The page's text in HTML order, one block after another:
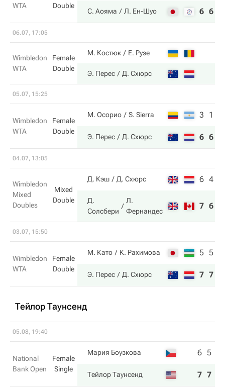
WTA Double
С. Аояма Л. Ен-Шуо 6 6
06.07, 17:05
Wimbledon
WTA
Female
Double
М. Костюк Е. Рузе
Э. Перес Д. Схюрс
05.07, 15:25
Wimbledon
WTA
Female
Double
М. Осорио S. Sierra 3 1
Э. Перес Д. Схюрс 6 6
04.07, 13:05
Wimbledon
Mixed
Doubles
Mixed
Double
Д. Кэш Д. Схюрс 6 4
Д.
Солсбери
Л.
Фернандес
7 6
03.07, 15:50
Wimbledon
WTA
Female
Double
М. Като К. Рахимова 5 5
Э. Перес Д. Схюрс 7 7
Тейлор Таунсенд
05.08, 19:40
National
Bank Open
Female
Single
Мария Боузкова 6 5
Тейлор Таунсенд 7 7